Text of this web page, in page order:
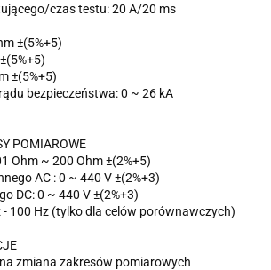
czas testu: 20 A/20 ms
±(5%+5)
±(5%+5)
bezpieczeństwa: 0 ~ 26 kA
POMIAROWE
Ohm ~ 200 Ohm ±(2%+5)
AC : 0 ~ 440 V ±(2%+3)
DC: 0 ~ 440 V ±(2%+3)
100 Hz (tylko dla celów porównawczych)
zmiana zakresów pomiarowych